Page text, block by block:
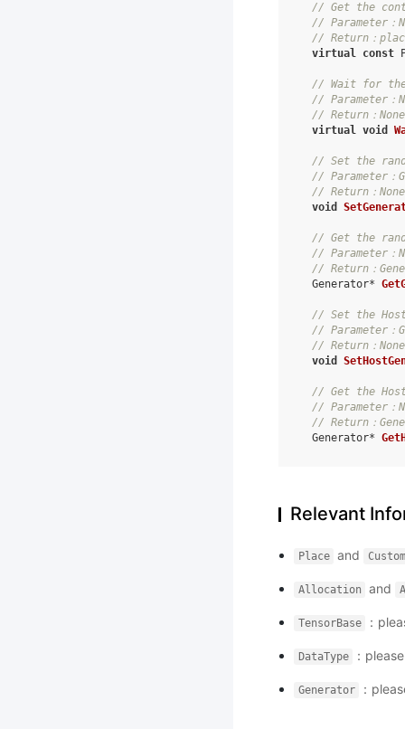
// Get the
// Parameter：
// Return：
virtual const
// Wait for the
// Parameter：
// Return：None
virtual void
// Set the
// Parameter：
// Return：None
void
// Get the
// Parameter：
// Return：
Generator*
// Set the Host
// Parameter：
// Return：None
void
// Get the Host
// Parameter：
// Return：
Generator*
Relevant
Place and
Allocation and
TensorBase ：
DataType ：
Generator ：